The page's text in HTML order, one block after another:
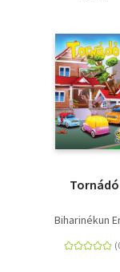
Tornádó
Biharinékun